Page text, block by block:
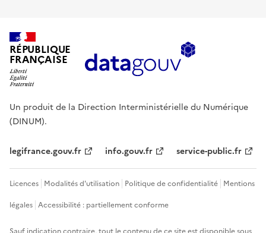
RÉPUBLIQUE
FRANÇAISE
Un produit de la Direction Interministérielle du Numérique
(DINUM).
legifrance.gouv.fr info.gouv.fr service-public.fr
Licences Modalités d'utilisation Politique de confidentialité Mentions
légales Accessibilité : partiellement conforme